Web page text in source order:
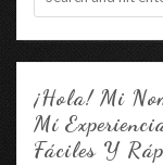
¡Hola! Mi
Mí
Fáciles Y